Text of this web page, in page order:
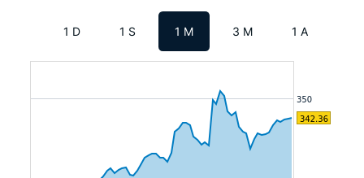
1 D 1 S 1 M 3 M 1 A